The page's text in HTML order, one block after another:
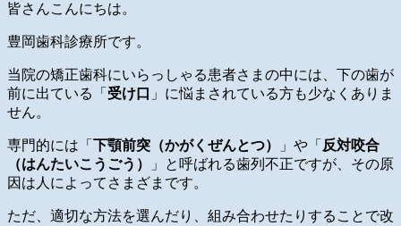
皆さんこんにちは。
豊岡歯科診療所です。
当院の矯正歯科にいらっしゃる患者さまの中には、下の歯が
前に出ている「 受け口 」に悩まされている方も少なくありま
せん。
専門的には「 下顎前突（かがくぜんとつ） 」や「 反対咬合
（はんたいこうごう）
」と呼ばれる歯列不正ですが、その原
因は人によってさまざまです。
ただ、適切な方法を選んだり、組み合わせたりすることで改